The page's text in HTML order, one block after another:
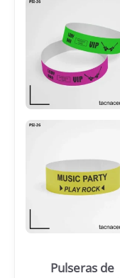
Pulseras de